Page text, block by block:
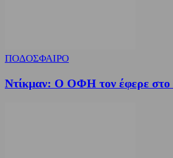
ΠΟΔΟΣΦΑΙΡΟ
Ντίκμαν: Ο ΟΦΗ τον έφερε στο